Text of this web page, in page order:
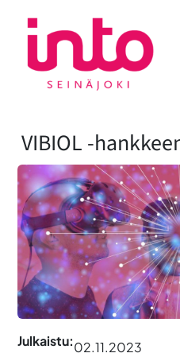
sisältöön
VIBIOL -
Julkaistu:02.11.2023